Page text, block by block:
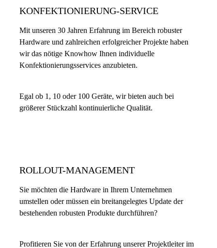
KONFEKTIONIERUNG-SERVICE
Mit unseren 30 Jahren Erfahrung im Bereich robuster
Hardware und zahlreichen erfolgreicher Projekte haben
wir das nötige Knowhow Ihnen individuelle
Konfektionierungsservices anzubieten.
Egal ob 1, 10 oder 100 Geräte, wir bieten auch bei
größerer Stückzahl kontinuierliche Qualität.
ROLLOUT-MANAGEMENT
Sie möchten die Hardware in Ihrem Unternehmen
umstellen oder müssen ein breitangelegtes Update der
bestehenden robusten Produkte durchführen?
Profitieren Sie von der Erfahrung unserer Projektleiter im